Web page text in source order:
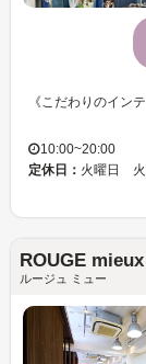
10:00~20:00
定休日： 火曜日 火
ROUGE mieux
ルージュ ミュー